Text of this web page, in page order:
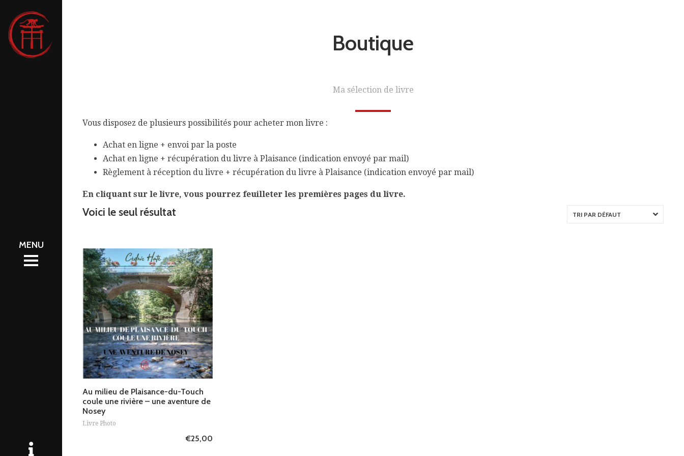
Boutique
Ma sélection de livre
Vous disposez de plusieurs possibilités pour acheter mon livre :
Achat en ligne + envoi par la poste
Achat en ligne + récupération du livre à Plaisance (indication envoyé par mail)
Règlement à réception du livre + récupération du livre à Plaisance (indication envoyé par mail)
En cliquant sur le livre, vous pourrez feuilleter les premières pages du livre.
Voici le seul résultat TRI PAR DÉFAUT
Ajouter au panier
Au milieu de Plaisance-du-Touch
coule une rivière – une aventure de
Nosey
Livre Photo
€25,00